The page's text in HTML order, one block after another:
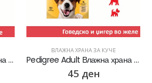
Pedigree Adult Влажна храна за Возрасни кучиња со Парчиња Говедско во желе [Конзерва 400гр]
ВЛАЖНА ХРАНА ЗА КУЧЕ
Pedigree Adult Влажна храна за Возрасни кучиња со Парчиња Говедско и џигер во желе [Кесичка 100гр]
45 ден